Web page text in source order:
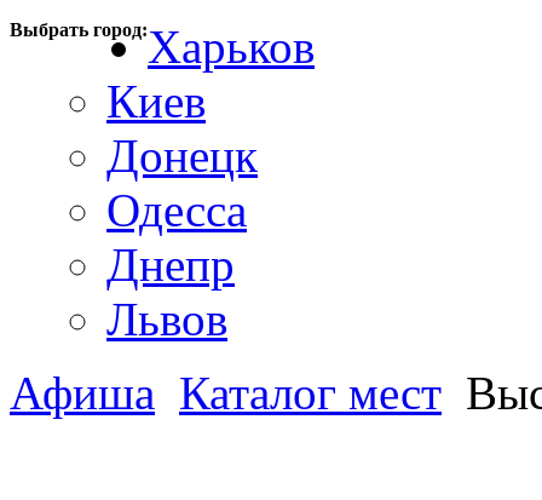
Выбрать город:Харьков
Киев
Донецк
Одесса
Днепр
Львов
Афиша Каталог мест